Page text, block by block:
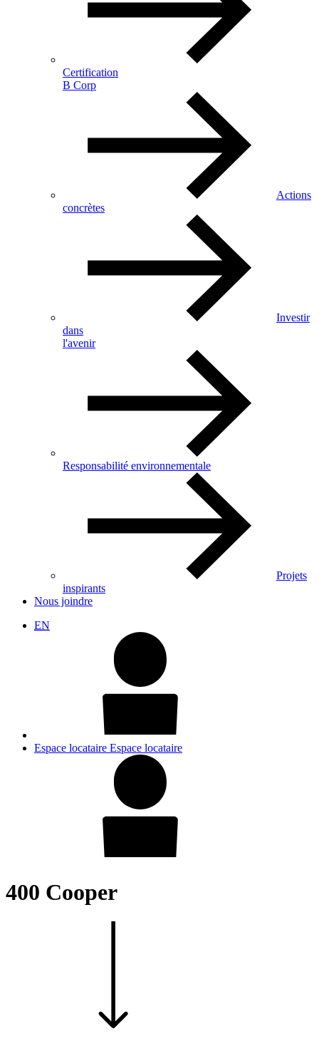
Certification
B Corp
Actions
concrètes
Investir
dans
l'avenir
Responsabilité environnementale
Projets
inspirants
Nous joindre
EN
Espace locataire Espace locataire
400 Cooper